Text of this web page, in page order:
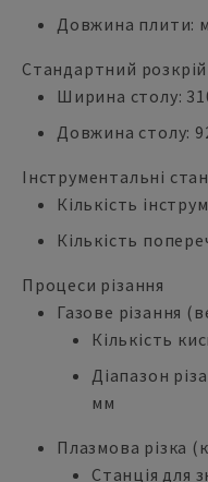
Довжина плити:
Стандартний
Ширина столу:
Довжина столу:
Інструментальні
Кількість
Кількість
Процеси різання
Газове різання
Кількість
Діапазон
мм
Плазмова різка
Станція для